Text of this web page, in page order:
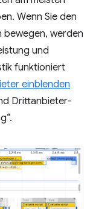
Wenn Sie den
bewegen, werden
und
funktioniert
einblenden
Drittanbieter-